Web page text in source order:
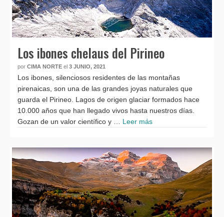
Los ibones chelaus del Pirineo
por CIMA NORTE el 3 JUNIO, 2021
Los ibones, silenciosos residentes de las montañas
pirenaicas, son una de las grandes joyas naturales que
guarda el Pirineo. Lagos de origen glaciar formados hace
10.000 años que han llegado vivos hasta nuestros días.
Gozan de un valor científico y … Leer más